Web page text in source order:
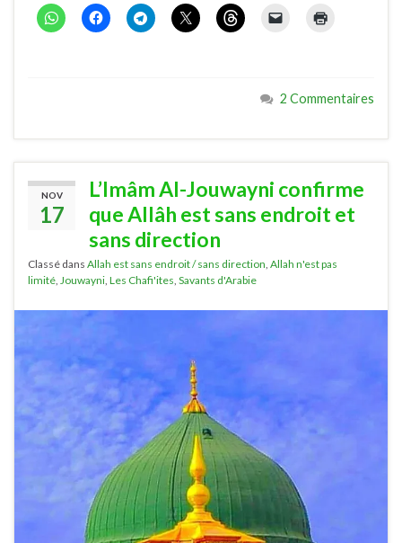
2 Commentaires
NOV
17
L’Imâm Al-Jouwayni confirme
que Allâh est sans endroit et
sans direction
Classé dans Allah est sans endroit / sans direction, Allah n'est pas
limité, Jouwayni, Les Chafi'ites, Savants d'Arabie